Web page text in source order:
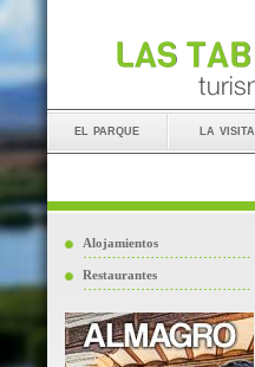
el parque la visita
Alojamientos
Restaurantes